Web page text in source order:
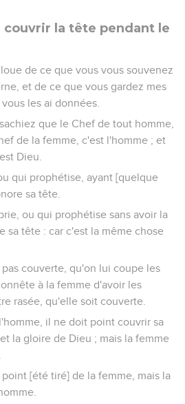
la tête pendant le
de ce que vous vous souvenez
et de ce que vous gardez mes
les ai données.
que le Chef de tout homme,
de la femme, c'est l'homme ; et
Dieu.
qui prophétise, ayant [quelque
sa tête.
ou qui prophétise sans avoir la
sa tête : car c'est la même chose
couverte, qu'on lui coupe les
à la femme d'avoir les
rasée, qu'elle soit couverte.
il ne doit point couvrir sa
la gloire de Dieu ; mais la femme
[été tiré] de la femme, mais la